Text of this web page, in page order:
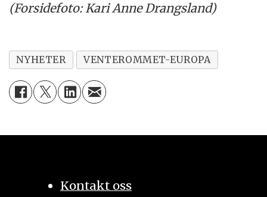
(Forsidefoto: Kari Anne Drangsland)
NYHETER VENTEROMMET-EUROPA
Kontakt oss